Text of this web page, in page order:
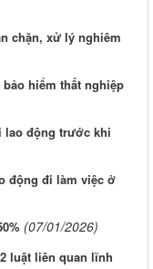
chặn, xử lý nghiêm
hiểm thất nghiệp
lao động trước khi
động đi làm việc ở
(07/01/2026)
luật liên quan lĩnh